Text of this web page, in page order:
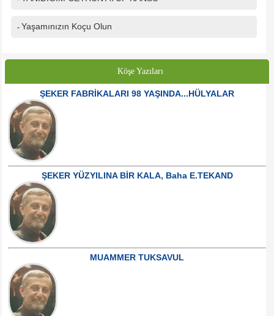
- Yaşamınızın Koçu Olun
Köşe Yazıları
ŞEKER FABRİKALARI 98 YAŞINDA...HÜLYALAR
ŞEKER YÜZYILINA BİR KALA, Baha E.TEKAND
MUAMMER TUKSAVUL